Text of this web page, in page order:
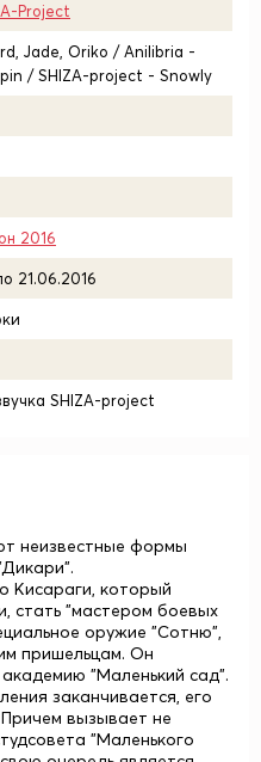
Project
Jade, Oriko / Anilibria -
/ SHIZA-project - Snowly
2016
21.06.2016
SHIZA-project
неизвестные формы
Кисараги, который
стать "мастером боевых
оружие "Сотню",
пришельцам. Он
"Маленький сад".
заканчивается, его
вызывает не
"Маленького